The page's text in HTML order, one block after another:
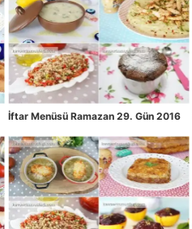
İftar Menüsü Ramazan 29. Gün 2016